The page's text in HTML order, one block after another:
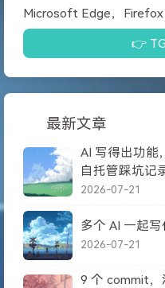
Microsoft Edge，Firefox
👉
最新文章
AI 写得出功能
自托管踩坑记
2026-07-21
多个 AI 一起
2026-07-21
9 个 commit，